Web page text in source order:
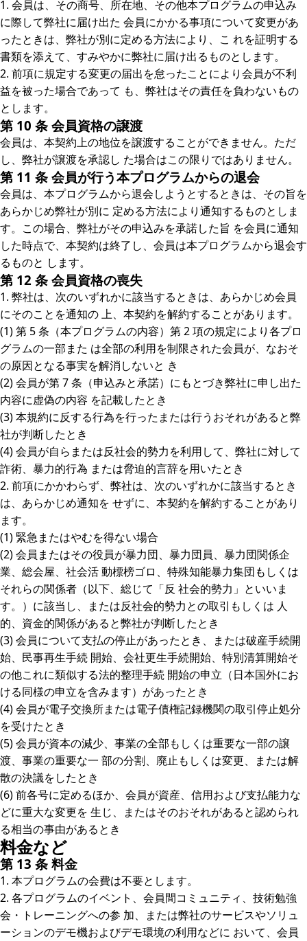
1. 会員は、その商号、所在地、その他本プログラムの申込み
に際して弊社に届け出た 会員にかかる事項について変更があ
ったときは、弊社が別に定める方法により、こ れを証明する
書類を添えて、すみやかに弊社に届け出るものとします。
2. 前項に規定する変更の届出を怠ったことにより会員が不利
益を被った場合であって も、弊社はその責任を負わないもの
とします。
第 10 条 会員資格の譲渡
会員は、本契約上の地位を譲渡することができません。ただ
し、弊社が譲渡を承認し た場合はこの限りではありません。
第 11 条 会員が行う本プログラムからの退会
会員は、本プログラムから退会しようとするときは、その旨を
あらかじめ弊社が別に 定める方法により通知するものとしま
す。この場合、弊社がその申込みを承諾した旨 を会員に通知
した時点で、本契約は終了し、会員は本プログラムから退会す
るものと します。
第 12 条 会員資格の喪失
1. 弊社は、次のいずれかに該当するときは、あらかじめ会員
にそのことを通知の 上、本契約を解約することがあります。
(1) 第 5 条（本プログラムの内容）第 2 項の規定により各プロ
グラムの一部また は全部の利用を制限された会員が、なおそ
の原因となる事実を解消しないと き
(2) 会員が第 7 条（申込みと承諾）にもとづき弊社に申し出た
内容に虚偽の内容 を記載したとき
(3) 本規約に反する行為を行ったまたは行うおそれがあると弊
社が判断したとき
(4) 会員が自らまたは反社会的勢力を利用して、弊社に対して
詐術、暴力的行為 または脅迫的言辞を用いたとき
2. 前項にかかわらず、弊社は、次のいずれかに該当するとき
は、あらかじめ通知を せずに、本契約を解約することがあり
ます。
(1) 緊急またはやむを得ない場合
(2) 会員またはその役員が暴力団、暴力団員、暴力団関係企
業、総会屋、社会活 動標榜ゴロ、特殊知能暴力集団もしくは
それらの関係者（以下、総じて「反 社会的勢力」といいま
す。）に該当し、または反社会的勢力との取引もしくは 人
的、資金的関係があると弊社が判断したとき
(3) 会員について支払の停止があったとき、または破産手続開
始、民事再生手続 開始、会社更生手続開始、特別清算開始そ
の他これに類似する法的整理手続 開始の申立（日本国外にお
ける同様の申立を含みます）があったとき
(4) 会員が電子交換所または電子債権記録機関の取引停止処分
を受けたとき
(5) 会員が資本の減少、事業の全部もしくは重要な一部の譲
渡、事業の重要な一 部の分割、廃止もしくは変更、または解
散の決議をしたとき
(6) 前各号に定めるほか、会員が資産、信用および支払能力な
どに重大な変更を 生じ、またはそのおそれがあると認められ
る相当の事由があるとき
料金など
第 13 条 料金
1. 本プログラムの会費は不要とします。
2. 各プログラムのイベント、会員間コミュニティ、技術勉強
会・トレーニングへの参 加、または弊社のサービスやソリュ
ーションのデモ機およびデモ環境の利用などに おいて、会員